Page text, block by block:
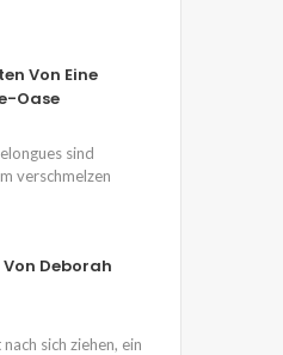
Von Eine
Oase
sind
verschmelzen
Deborah
sich ziehen, ein